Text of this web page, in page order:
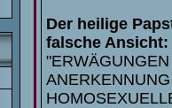
Der heilige
falsche Ansicht: